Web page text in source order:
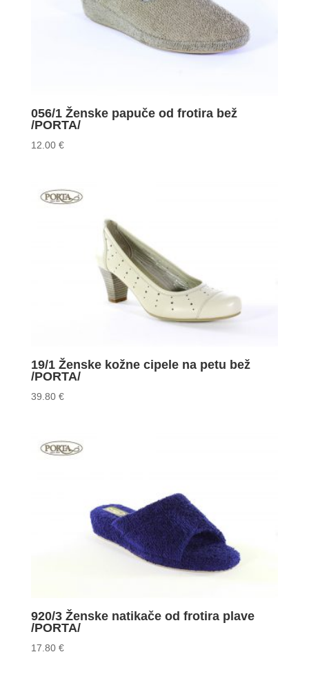
056/1 Ženske papuče od frotira bež
/PORTA/
12.00 €
19/1 Ženske kožne cipele na petu bež
/PORTA/
39.80 €
920/3 Ženske natikače od frotira plave
/PORTA/
17.80 €